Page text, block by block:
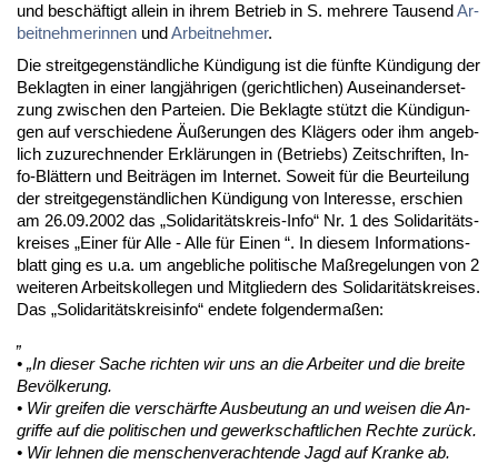
und beschäftigt al­lein in ih­rem Be­trieb in S. meh­re­re Tau­sendAr­
beit­neh­me­rin­nen undAr­beit­neh­mer.
Die streit­ge­genständ­li­che Kündi­gung ist die fünf­te Kündi­gung der
Be­klag­ten in ei­ner langjähri­gen (ge­richt­li­chen) Aus­ein­an­der­set­
zung zwi­schen den Par­tei­en. Die Be­klag­te stützt die Kündi­gun­
gen auf ver­schie­de­ne Äußerun­gen des Klägers oder ihm an­geb­
lich zu­zu­rech­nen­der Erklärun­gen in (Be­triebs) Zeit­schrif­ten, In­
fo-Blättern und Beiträgen im In­ter­net. So­weit für die Be­ur­tei­lung
der streit­ge­genständ­li­chen Kündi­gung von In­ter­es­se, er­schien
am 26.09.2002 das „So­li­da­ritäts­kreis-In­fo“ Nr. 1 des So­li­da­ritäts­
krei­ses „Ei­ner für Al­le - Al­le für Ei­nen “. In die­sem In­for­ma­ti­ons­
blatt ging es u.a. um an­geb­li­che po­li­ti­sche Maßre­ge­lun­gen von 2
wei­te­ren Ar­beits­kol­le­gen und Mit­glie­dern des So­li­da­ritäts­krei­ses.
Das „So­li­da­ritäts­kreis­in­fo“ en­de­te fol­gen­der­maßen:
„
• „In die­ser Sa­che rich­ten wir uns an die Ar­bei­ter und die brei­te
Bevölke­rung.
• Wir grei­fen die verschärf­te Aus­beu­tung an und wei­sen die An­
grif­fe auf die po­li­ti­schen und ge­werk­schaft­li­chen Rech­te zurück.
• Wir leh­nen die men­schen­ver­ach­ten­de Jagd auf Kran­ke ab.